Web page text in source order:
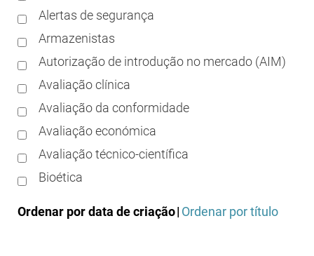
Alertas de segurança
Armazenistas
Autorização de introdução no mercado (AIM)
Avaliação clínica
Avaliação da conformidade
Avaliação económica
Avaliação técnico-científica
Bioética
Boas práticas de distribuição
Ordenar por data de criação| Ordenar por título